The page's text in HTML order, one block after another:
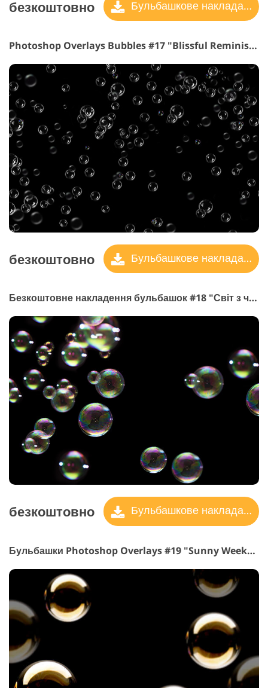
безкоштовно Бульбашкове накладання
Photoshop Overlays Bubbles #17 "Blissful Reminiscences"
безкоштовно Бульбашкове накладання
Безкоштовне накладення бульбашок #18 "Світ з чудес"
безкоштовно Бульбашкове накладання
Бульбашки Photoshop Overlays #19 "Sunny Weekend"